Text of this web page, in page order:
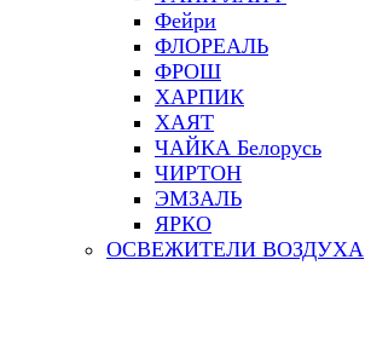
Фейри
ФЛОРЕАЛЬ
ФРОШ
ХАРПИК
ХАЯТ
ЧАЙКА Белорусь
ЧИРТОН
ЭМЗАЛЬ
ЯРКО
ОСВЕЖИТЕЛИ ВОЗДУХА